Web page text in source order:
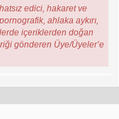
edici, hakaret ve
ahlaka aykırı,
içeriklerden doğan
gönderen Üye/Üyeler’e